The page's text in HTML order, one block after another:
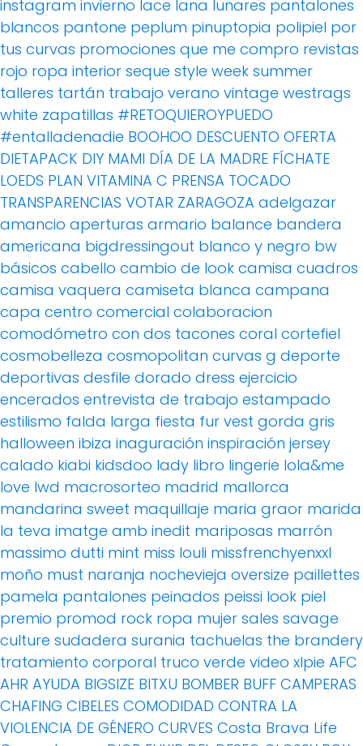
instagram invierno lace lana lunares pantalones
blancos pantone peplum pinuptopia polipiel por
tus curvas promociones que me compro revistas
rojo ropa interior seque style week summer
talleres tartán trabajo verano vintage westrags
white zapatillas #RETOQUIEROYPUEDO
#entalladenadie BOOHOO DESCUENTO OFERTA
DIETAPACK DIY MAMI DÍA DE LA MADRE FÍCHATE
LOEDS PLAN VITAMINA C PRENSA TOCADO
TRANSPARENCIAS VOTAR ZARAGOZA adelgazar
amancio aperturas armario balance bandera
americana bigdressingout blanco y negro bw
básicos cabello cambio de look camisa cuadros
camisa vaquera camiseta blanca campana
capa centro comercial colaboracion
comodómetro con dos tacones coral cortefiel
cosmobelleza cosmopolitan curvas g deporte
deportivas desfile dorado dress ejercicio
encerados entrevista de trabajo estampado
estilismo falda larga fiesta fur vest gorda gris
halloween ibiza inaguración inspiración jersey
calado kiabi kidsdoo lady libro lingerie lola&me
love lwd macrosorteo madrid mallorca
mandarina sweet maquillaje maria graor marida
la teva imatge amb inedit mariposas marrón
massimo dutti mint miss louli missfrenchyenxxl
moño must naranja nochevieja oversize paillettes
pamela pantalones peinados peissi look piel
premio promod rock ropa mujer sales savage
culture sudadera surania tachuelas the brandery
tratamiento corporal truco verde video xlpie AFC
AHR AYUDA BIGSIZE BITXU BOMBER BUFF CAMPERAS
CHAFING CIBELES COMODIDAD CONTRA LA
VIOLENCIA DE GÉNERO CURVES Costa Brava Life